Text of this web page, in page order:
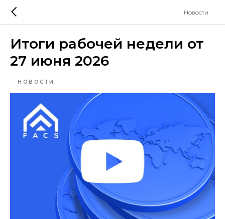
Новости
Итоги рабочей недели от
27 июня 2026
НОВОСТИ